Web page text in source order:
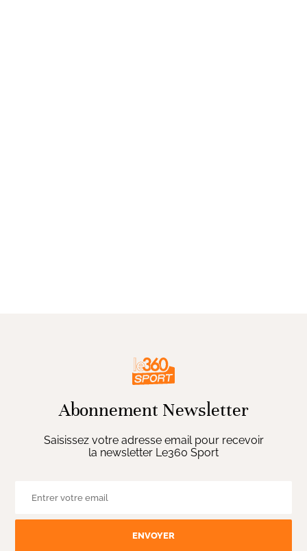
Abonnement Newsletter
Saisissez votre adresse email pour recevoir
la newsletter Le360 Sport
ENVOYER